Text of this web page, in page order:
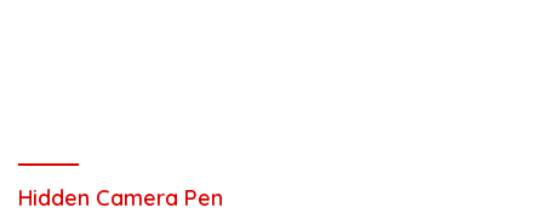
Hidden Camera Pen